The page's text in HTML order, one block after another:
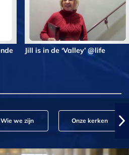
Jill is in de ‘Valley’ @life
Wie we zijn Onze kerken